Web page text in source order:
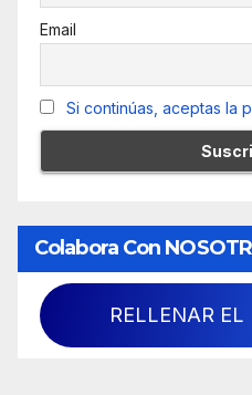
Email
Si continúas, aceptas la
Colabora Con
RELLENAR